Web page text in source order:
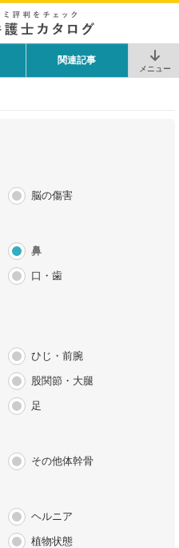
関連記事
メニュー
脳の傷害
鼻
口・歯
ひじ・前腕
股関節・大腿
足
その他体幹骨
ヘルニア
植物状態